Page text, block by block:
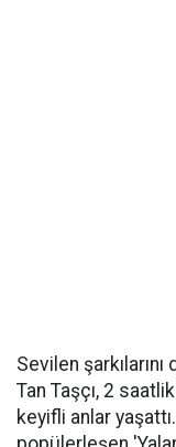
Sevilen
Tan Taşçı, 2
keyifli anlar